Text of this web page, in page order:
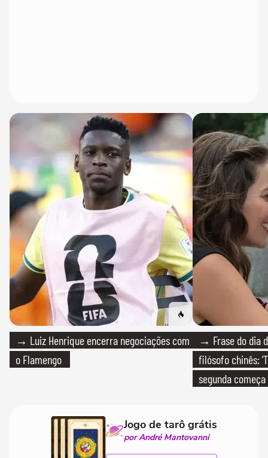
→ Luiz Henrique encerra negociações com
o Flamengo
→ Frase do dia
filósofo chinês:
segunda
Jogo de tarô grátis
por André Mantovanni